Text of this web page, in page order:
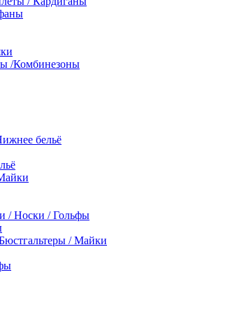
/Комбинезоны
бельё
/ Носки / Гольфы
/ Майки